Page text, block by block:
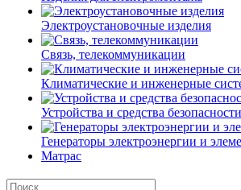
Электроустановочные изделия
Связь, телекоммуникации
Климатические и инженерные
Устройства и средства безопасности
Генераторы электроэнергии и
Матрас